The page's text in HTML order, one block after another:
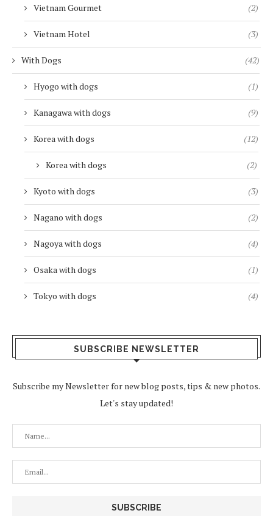
Vietnam Gourmet (2)
Vietnam Hotel (3)
With Dogs (42)
Hyogo with dogs (1)
Kanagawa with dogs (9)
Korea with dogs (12)
Korea with dogs (2)
Kyoto with dogs (3)
Nagano with dogs (2)
Nagoya with dogs (4)
Osaka with dogs (1)
Tokyo with dogs (4)
SUBSCRIBE NEWSLETTER
Subscribe my Newsletter for new blog posts, tips & new photos.
Let's stay updated!